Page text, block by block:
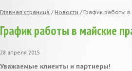
Главная страница / Новости / График работы
График работы в майские
28 апреля 2015
Уважаемые клиенты и партнеры!